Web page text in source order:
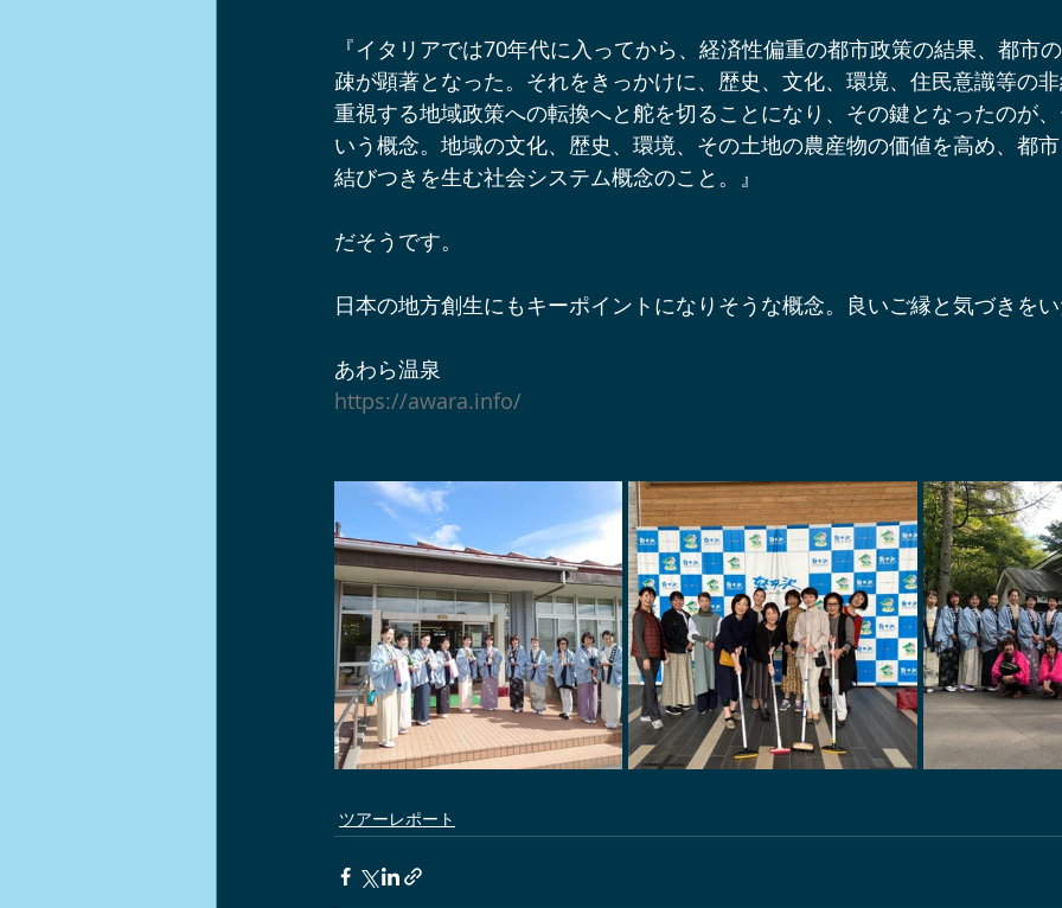
『イタリアでは70年代に入ってから、経済性偏重の都市政策の結果、都市
疎が顕著となった。それをきっかけに、歴史、文化、環境、住民意識等の
重視する地域政策への転換へと舵を切ることになり、その鍵となったのが
いう概念。地域の文化、歴史、環境、その土地の農産物の価値を高め、都
結びつきを生む社会システム概念のこと。』
だそうです。
日本の地方創生にもキーポイントになりそうな概念。良いご縁と気づきをい
あわら温泉
https://awara.info/
ツアーレポート